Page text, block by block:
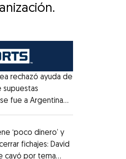
rechazó ayuda de
supuestas
fue a Argentina
‘poco dinero’ y
fichajes: David
cayó por tema